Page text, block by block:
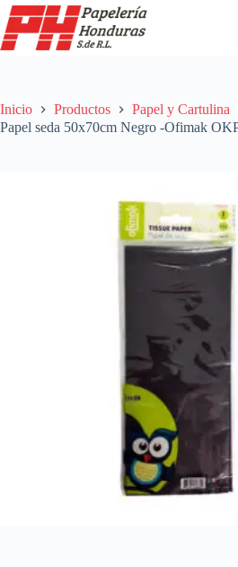
Saltar
al
contenido
Inicio Productos Papel y Cartulina
Papel seda 50x70cm Negro -Ofimak